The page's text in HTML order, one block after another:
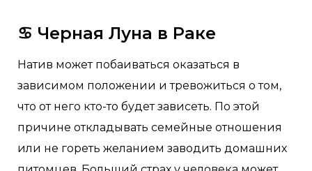
♋️ Черная Луна в Раке
Натив может побаиваться оказаться в
зависимом положении и тревожиться о том,
что от него кто-то будет зависеть. По этой
причине откладывать семейные отношения
или не гореть желанием заводить домашних